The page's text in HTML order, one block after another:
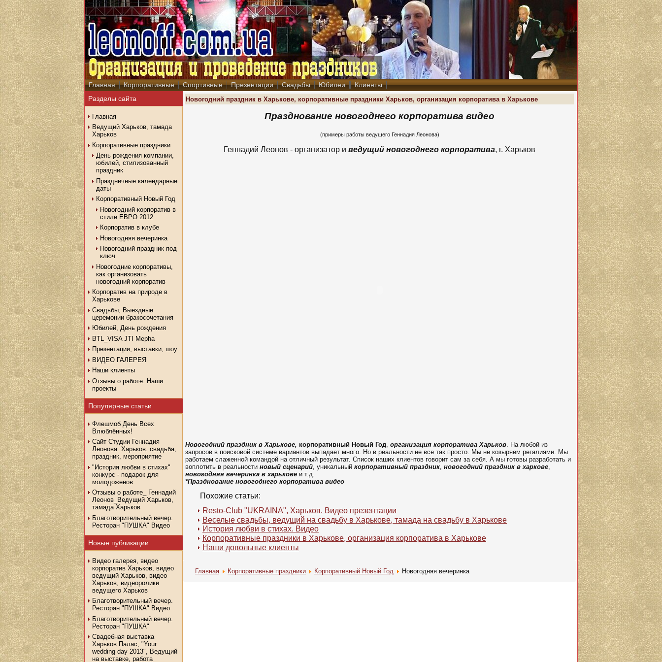
Главная Корпоративные Спортивные Презентации Свадьбы Юбилеи
Клиенты
Разделы сайта
Главная
Ведущий Харьков, тамада
Харьков
Корпоративные праздники
День рождения компании,
юбилей, стилизованный
праздник
Праздничные календарные
даты
Корпоративный Новый Год
Новогодний корпоратив в
стиле ЕВРО 2012
Корпоратив в клубе
Новогодняя вечеринка
Новогодний праздник под
ключ
Новогодние корпоративы,
как организовать
новогодний корпоратив
Корпоратив на природе в
Харькове
Свадьбы, Выездные
церемонии бракосочетания
Юбилей, День рождения
BTL_VISA JTI Mepha
Презентации, выставки, шоу
ВИДЕО ГАЛЕРЕЯ
Наши клиенты
Отзывы о работе. Наши
проекты
Популярные статьи
Флешмоб День Всех
Влюблённых!
Сайт Студии Геннадия
Леонова. Харьков: свадьба,
праздник, мероприятие
"История любви в стихах"
конкурс - подарок для
молодоженов
Отзывы о работе_ Геннадий
Леонов_Ведущий Харьков,
тамада Харьков
Благотворительный вечер.
Ресторан "ПУШКА" Видео
Новые публикации
Видео галерея, видео
корпоратив Харьков, видео
ведущий Харьков, видео
Харьков, видеоролики
ведущего Харьков
Благотворительный вечер.
Ресторан "ПУШКА" Видео
Благотворительный вечер.
Ресторан "ПУШКА"
Свадебная выставка
Харьков Палас, "Your
wedding day 2013", Ведущий
на выставке, работа
Новогодний праздник в Харькове, корпоративные праздники Харьков, организация корпоратива в Харькове
Празднование новогоднего корпоратива видео
(примеры работы ведущего Геннадия Леонова)
Геннадий Леонов - организатор и ведущий новогоднего корпоратива, г. Харьков
Новогодний праздник в Харькове, корпоративный Новый Год, организация корпоратива Харьков. На любой из
запросов в поисковой системе вариантов выпадает много. Но в реальности не все так просто. Мы не козыряем регалиями. Мы
работаем слаженной командой на отличный результат. Список наших клиентов говорит сам за себя. А мы готовы разработать и
воплотить в реальности новый сценарий, уникальный корпоративный праздник, новогодний праздник в харкове,
новогодняя вечеринка в харькове и т.д.
*Празднование новогоднего корпоратива видео
Похожие статьи:
Resto-Club "UKRAINA", Харьков. Видео презентации
Веселые свадьбы, ведущий на свадьбу в Харькове, тамада на свадьбу в Харькове
История любви в стихах. Видео
Корпоративные праздники в Харькове, организация корпоратива в Харькове
Наши довольные клиенты
Главная Корпоративные праздники Корпоративный Новый Год Новогодняя вечеринка